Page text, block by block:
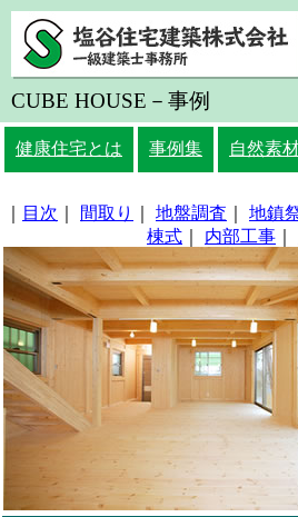
CUBE HOUSE－事例
健康住宅とは 事例集 自然素
目次 間取り 地盤調査 地鎮
棟式
内部工事